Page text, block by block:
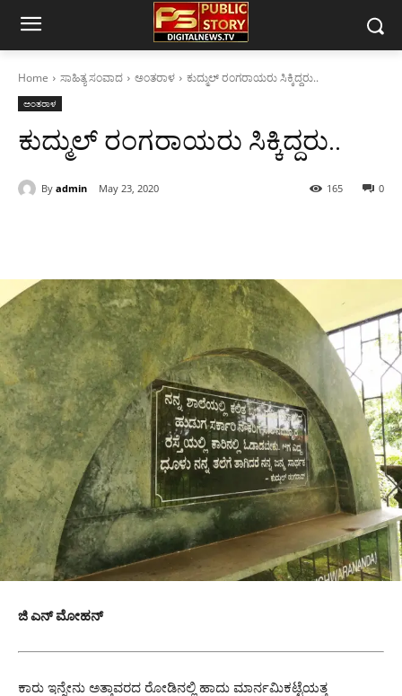
Home ಸಾಹಿತ್ಯ ಸಂವಾದ ಅಂತರಾಳ ಕುದ್ಮುಲ್ ರಂಗರಾಯರು ಸಿಕ್ಕಿದ್ದರು..
ಅಂತರಾಳ
ಕುದ್ಮುಲ್ ರಂಗರಾಯರು ಸಿಕ್ಕಿದ್ದರು..
By admin May 23, 2020 0
165
ಜಿ ಎನ್ ಮೋಹನ್
ಕಾರು ಇನ್ನೇನು ಅತ್ತಾವರದ ರೋಡಿನಲ್ಲಿ ಹಾದು ಮಾರ್ನಮಿಕಟ್ಟೆಯತ್ತ